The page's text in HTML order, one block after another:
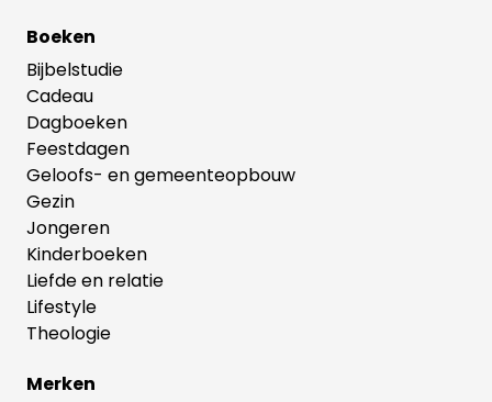
Boeken
Bijbelstudie
Cadeau
Dagboeken
Feestdagen
Geloofs- en gemeenteopbouw
Gezin
Jongeren
Kinderboeken
Liefde en relatie
Lifestyle
Theologie
Merken